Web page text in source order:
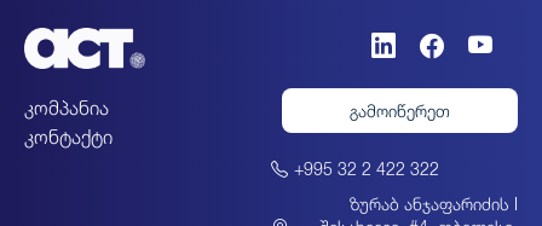
ბალკანეთში
კომპანია
კონტაქტი
გამოიწერეთ
+995 32 2 422 322
ზურაბ ანჯაფარიძის I